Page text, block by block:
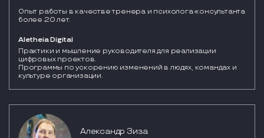
Опыт работы в качестве тренера и психолога-консультанта
более 20 лет.
Aletheia Digital
Практики и мышление руководителя для реализации
цифровых проектов.
Программы по ускорению изменений в людях, командах и
культуре организации.
Александр Зиза